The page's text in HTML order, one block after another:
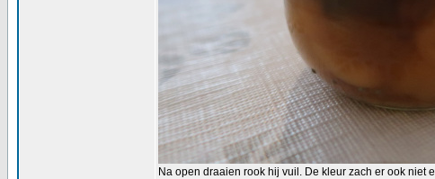
Na open draaien rook hij vuil. De kleur zach er ook